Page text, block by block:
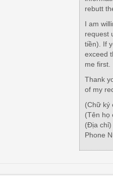
rebutt
I am
request
tiền) . If
exceed
me first.
Thank
of my
(Chữ ký
(Tên họ
(Địa chỉ)
Phone